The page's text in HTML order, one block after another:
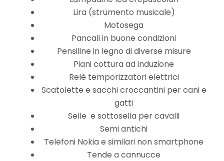
Lira (strumento musicale)
Motosega
Pancali in buone condizioni
Pensiline in legno di diverse misure
Piani cottura ad induzione
Relè temporizzatori elettrici
Scatolette e sacchi croccantini per cani e
gatti
Selle e sottosella per cavalli
Semi antichi
Telefoni Nokia e similari non smartphone
Tende a cannucce